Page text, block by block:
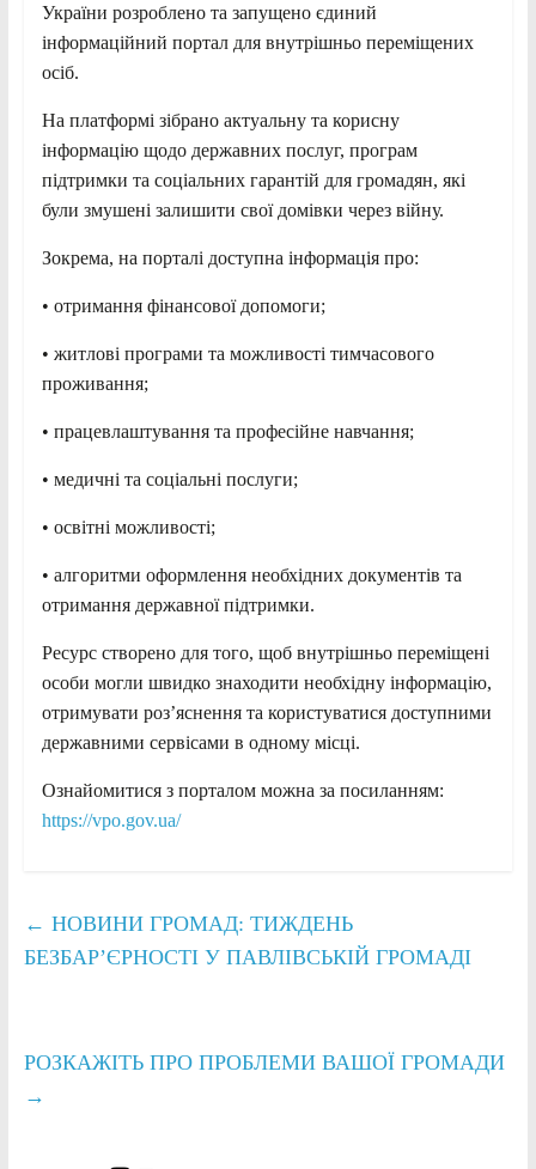
України розроблено та запущено єдиний
інформаційний портал для внутрішньо переміщених
осіб.
На платформі зібрано актуальну та корисну
інформацію щодо державних послуг, програм
підтримки та соціальних гарантій для громадян, які
були змушені залишити свої домівки через війну.
Зокрема, на порталі доступна інформація про:
• отримання фінансової допомоги;
• житлові програми та можливості тимчасового
проживання;
• працевлаштування та професійне навчання;
• медичні та соціальні послуги;
• освітні можливості;
• алгоритми оформлення необхідних документів та
отримання державної підтримки.
Ресурс створено для того, щоб внутрішньо переміщені
особи могли швидко знаходити необхідну інформацію,
отримувати роз’яснення та користуватися доступними
державними сервісами в одному місці.
Ознайомитися з порталом можна за посиланням:
https://vpo.gov.ua/
← НОВИНИ ГРОМАД: ТИЖДЕНЬ
БЕЗБАР’ЄРНОСТІ У ПАВЛІВСЬКІЙ ГРОМАДІ
РОЗКАЖІТЬ ПРО ПРОБЛЕМИ ВАШОЇ ГРОМАДИ
→